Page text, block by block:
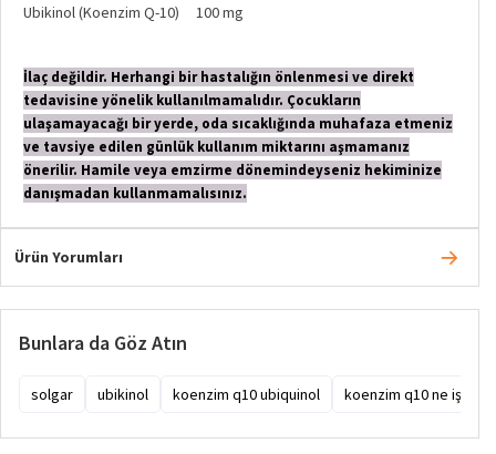
Ubikinol (Koenzim Q-10) 100 mg
İlaç değildir. Herhangi bir hastalığın önlenmesi ve direkt
tedavisine yönelik kullanılmamalıdır. Çocukların
ulaşamayacağı bir yerde, oda sıcaklığında muhafaza etmeniz
ve tavsiye edilen günlük kullanım miktarını aşmamanız
önerilir. Hamile veya emzirme dönemindeyseniz hekiminize
danışmadan kullanmamalısınız.
Ürün Yorumları
Bunlara da Göz Atın
solgar ubikinol koenzim q10 ubiquinol koenzim q10 ne işe